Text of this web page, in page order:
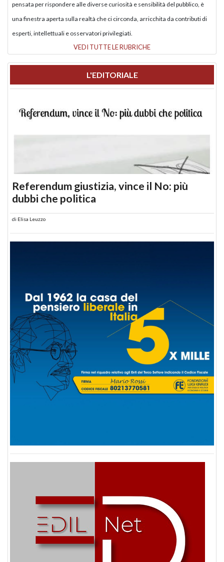
pensata per rispondere alle diverse curiosità e sensibilità del pubblico, è
una finestra aperta sulla realtà che ci circonda, arricchita da contributi di
esperti, intellettuali e osservatori privilegiati.
VEDI TUTTE LE RUBRICHE
L'EDITORIALE
Referendum giustizia, vince il No: più
dubbi che politica
di Elisa Leuzzo